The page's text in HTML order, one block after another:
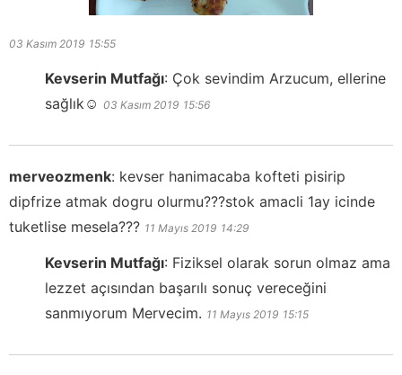
03 Kasım 2019 15:55
Kevserin Mutfağı: Çok sevindim Arzucum, ellerine
sağlık☺️ 03 Kasım 2019 15:56
merveozmenk: kevser hanimacaba kofteti pisirip
dipfrize atmak dogru olurmu???stok amacli 1ay icinde
tuketlise mesela??? 11 Mayıs 2019 14:29
Kevserin Mutfağı: Fiziksel olarak sorun olmaz ama
lezzet açısından başarılı sonuç vereceğini
sanmıyorum Mervecim. 11 Mayıs 2019 15:15